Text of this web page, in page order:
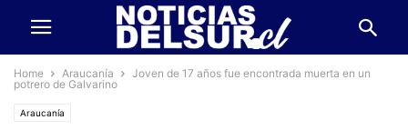
Home Araucanía
Joven de 17 años fue encontrada muerta en un
potrero de Galvarino
Araucanía